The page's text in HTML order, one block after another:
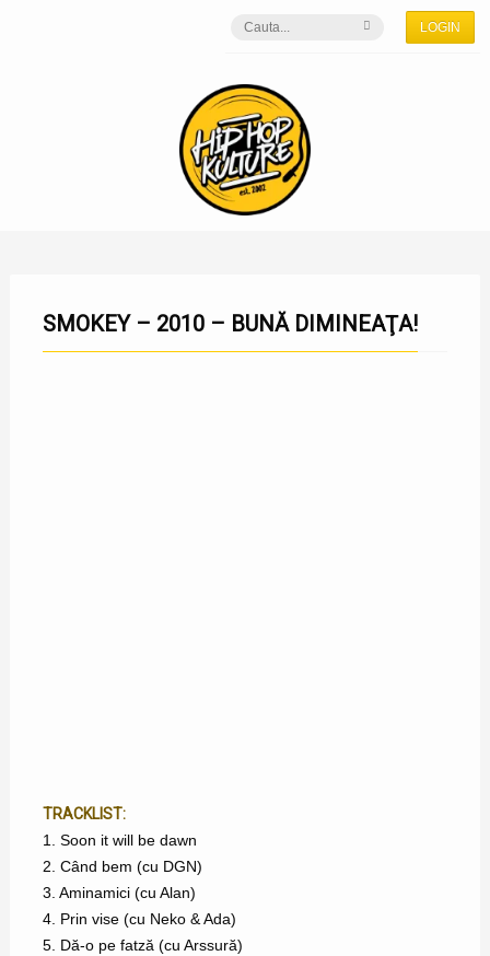
LOGIN
SMOKEY – 2010 – BUNĂ DIMINEAŢA!
TRACKLIST:
1. Soon it will be dawn
2. Când bem (cu DGN)
3. Aminamici (cu Alan)
4. Prin vise (cu Neko & Ada)
5. Dă-o pe fatză (cu Arssură)